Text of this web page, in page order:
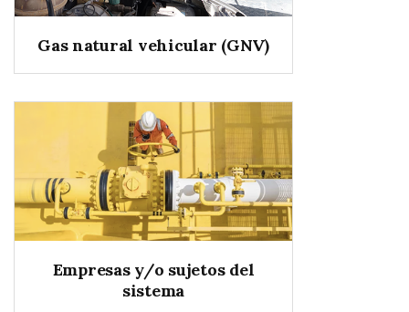
Gas natural vehicular (GNV)
Empresas y/o sujetos del
sistema